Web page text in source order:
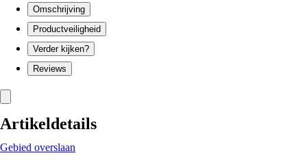
Omschrijving
Productveiligheid
Verder kijken?
Reviews
Artikeldetails
Gebied overslaan